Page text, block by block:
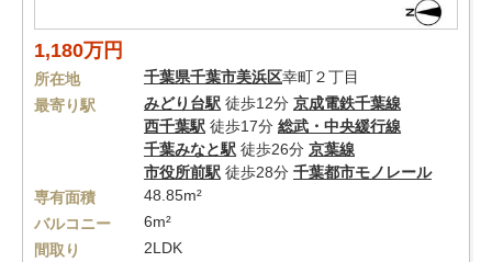
1,180万円
所在地 千葉県千葉市美浜区幸町２丁目
最寄り駅
みどり台駅 徒歩12分 京成電鉄千葉線
西千葉駅 徒歩17分 総武・中央緩行線
千葉みなと駅 徒歩26分 京葉線
市役所前駅 徒歩28分 千葉都市モノレール
専有面積
48.85m²
バルコニー
6m²
間取り
2LDK